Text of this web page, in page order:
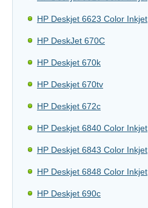
HP Deskjet 6623 Color Inkjet
HP DeskJet 670C
HP Deskjet 670k
HP Deskjet 670tv
HP Deskjet 672c
HP Deskjet 6840 Color Inkjet
HP Deskjet 6843 Color Inkjet
HP Deskjet 6848 Color Inkjet
HP Deskjet 690c